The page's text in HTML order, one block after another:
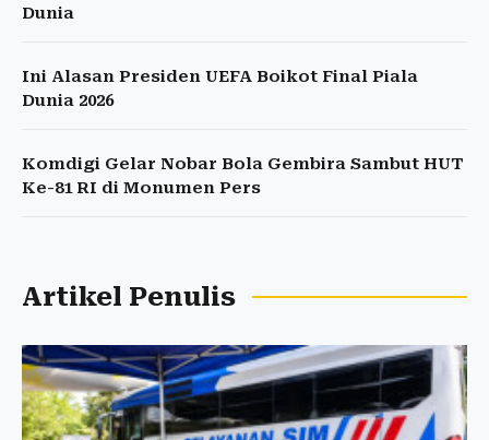
Dunia
Ini Alasan Presiden UEFA Boikot Final Piala
Dunia 2026
Komdigi Gelar Nobar Bola Gembira Sambut HUT
Ke-81 RI di Monumen Pers
Artikel Penulis